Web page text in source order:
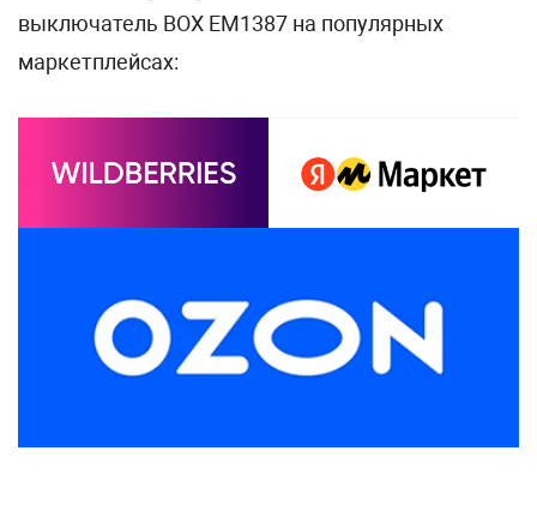
выключатель BOX EM1387 на популярных
маркетплейсах: